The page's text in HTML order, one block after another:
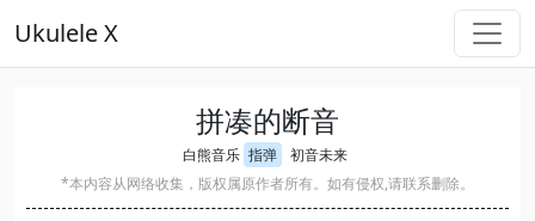
Ukulele X
拼凑的断音
白熊音乐 指弹
初音未来
*本内容从网络收集，版权属原作者所有。如有侵权,请联系删除。